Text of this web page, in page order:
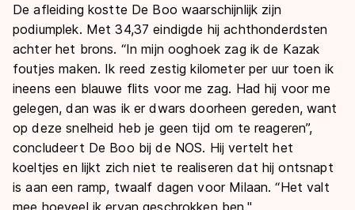
De afleiding kostte De Boo waarschijnlijk zijn
podiumplek. Met 34,37 eindigde hij achthonderdsten
achter het brons. “In mijn ooghoek zag ik de Kazak
foutjes maken. Ik reed zestig kilometer per uur toen ik
ineens een blauwe flits voor me zag. Had hij voor me
gelegen, dan was ik er dwars doorheen gereden, want
op deze snelheid heb je geen tijd om te reageren”,
concludeert De Boo bij de NOS. Hij vertelt het
koeltjes en lijkt zich niet te realiseren dat hij ontsnapt
is aan een ramp, twaalf dagen voor Milaan. “Het valt
mee hoeveel ik ervan geschrokken ben."